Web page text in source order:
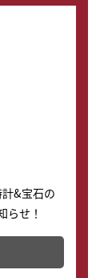
&宝石の
せ！
ます。